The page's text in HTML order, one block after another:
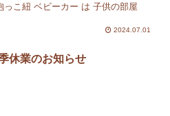
こ紐 ベビーカー は 子供の部屋
2024.07.01
休業のお知らせ